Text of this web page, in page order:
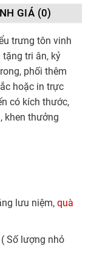
GIÁ (0)
trưng tôn vinh
tri ân, kỷ
phối thêm
hoặc in trực
có kích thước,
khen thưởng
lưu niệm, quà
Số lượng nhỏ